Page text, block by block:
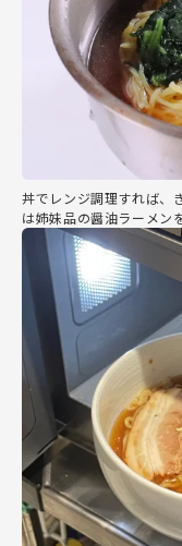
丼でレンジ調理すれば、
は姉妹品の醤油ラーメン